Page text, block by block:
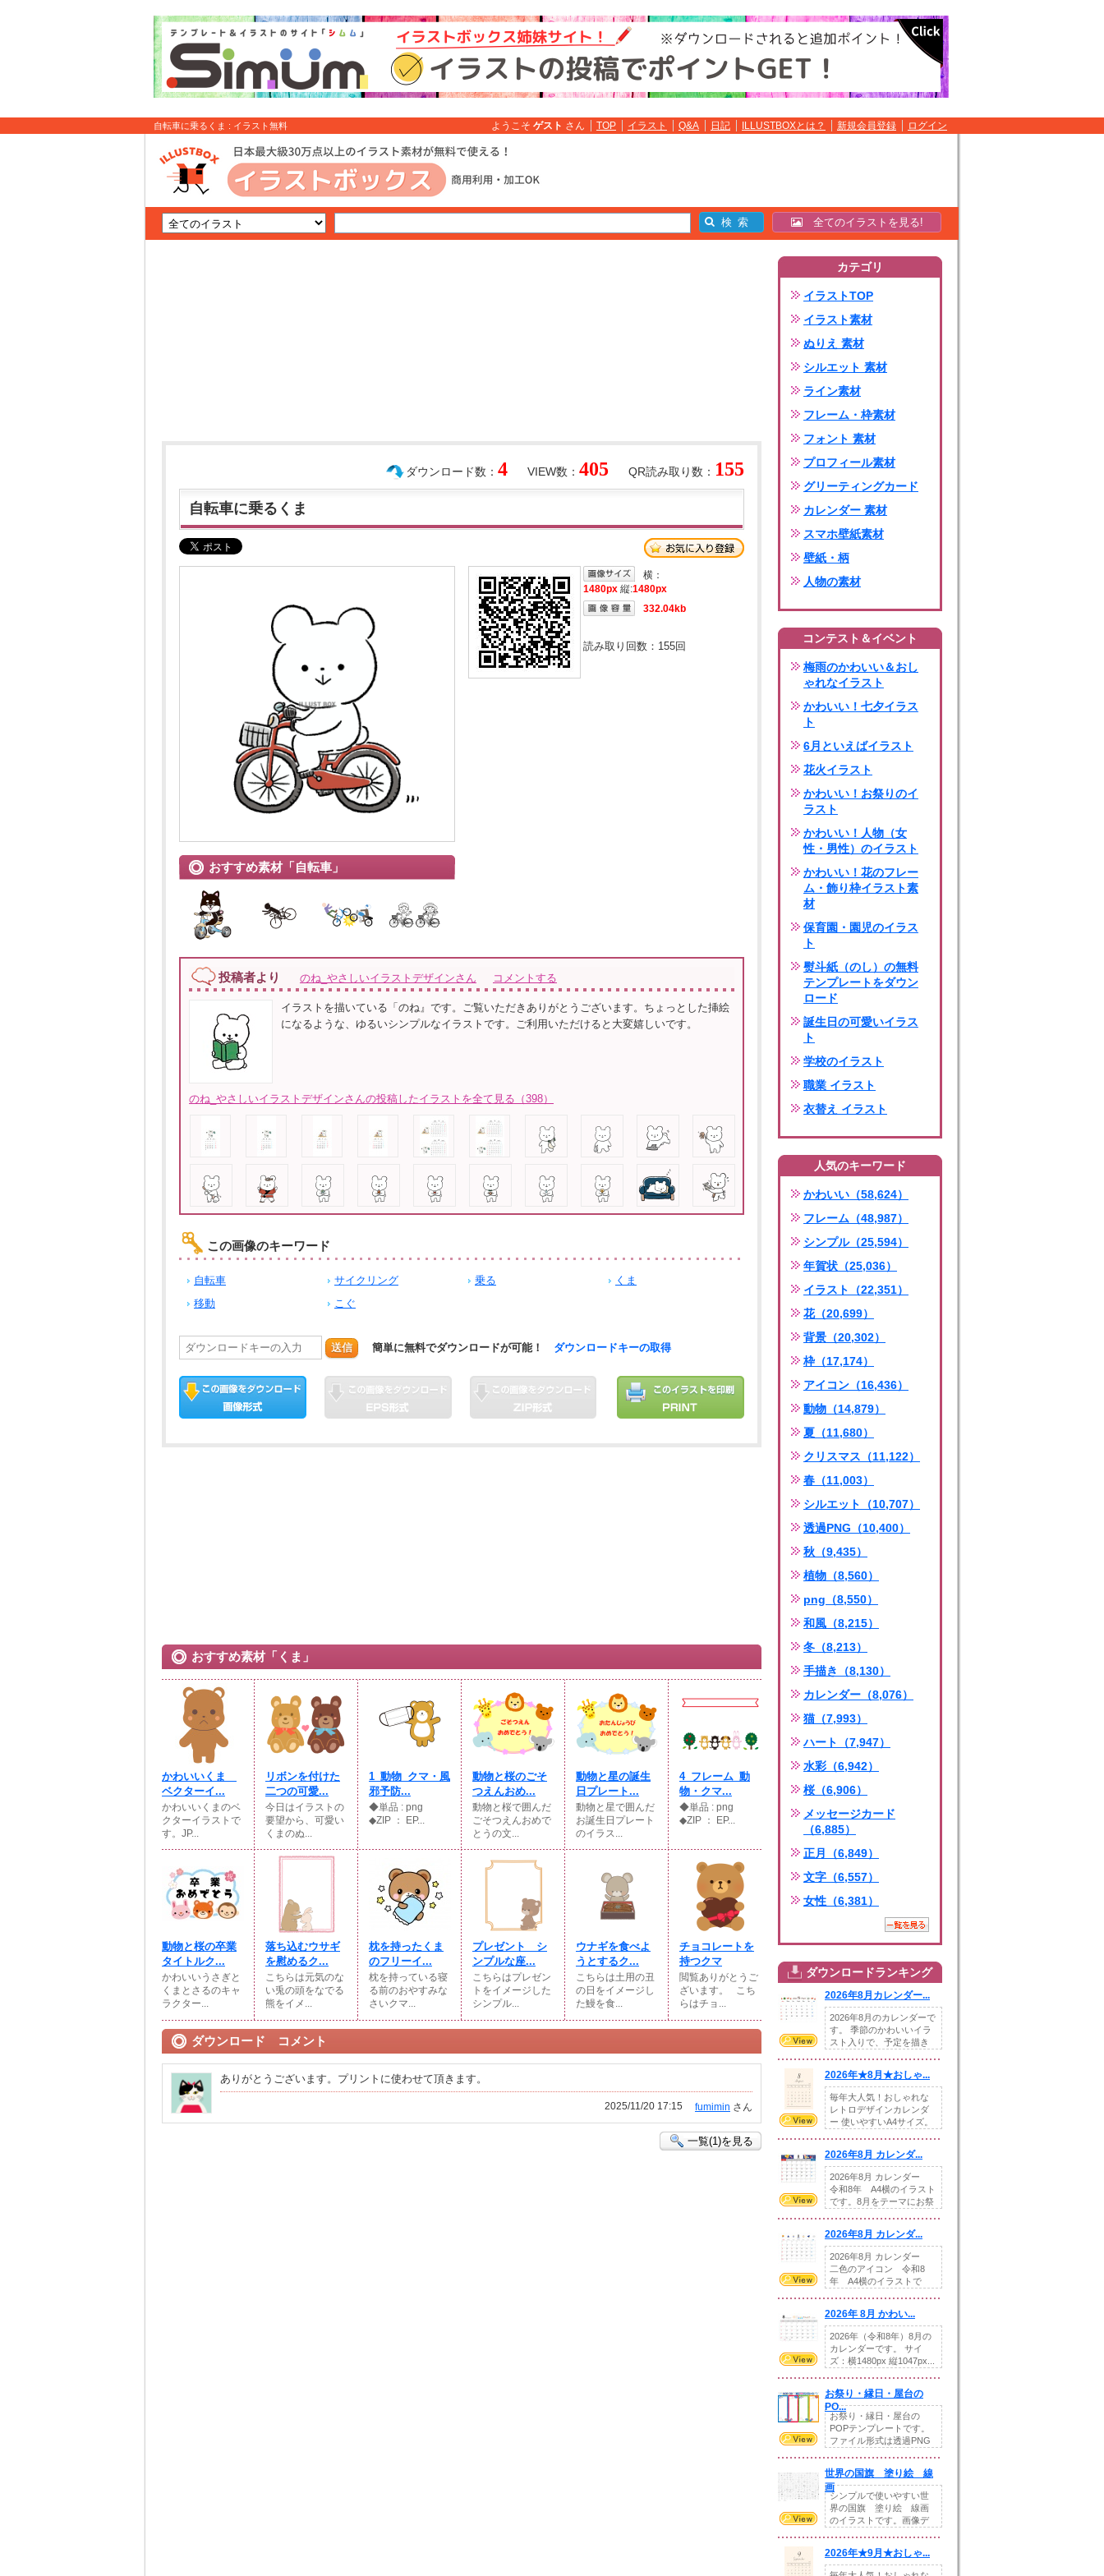
自転車に乗るくま : イラスト無料 ようこそ ゲスト さん TOP イラスト Q&A 日記 ILLUSTBOXとは？ 新規会員登録 ログイン
全てのイラストを見る!
QR読み取り数： 155
VIEW数： 405
ダウンロード数： 4
自転車に乗るくま
おすすめ素材「自転車」
横：
1480px 縦:1480px
332.04kb
読み取り回数： 155回
投稿者より のね_やさしいイラストデザインさん コメントする
イラストを描いている「のね』です。ご覧いただきありがとうございます。ちょっとした挿絵
になるような、ゆるいシンプルなイラストです。ご利用いただけると大変嬉しいです。
のね_やさしいイラストデザインさんの投稿したイラストを全て見る（398）
この画像のキーワード
自転車 サイクリング 乗る
くま
移動
こぐ
送信 簡単に無料でダウンロードが可能！ ダウンロードキーの取得
おすすめ素材「くま」
かわいいくま
ベクターイ...
かわいいくまのベ
クターイラストで
す。JP...
リボンを付けた
二つの可愛...
今日はイラストの
要望から、可愛い
くまのぬ...
1_動物_クマ・風
邪予防...
◆単品 : png
◆ZIP ： EP...
動物と桜のごそ
つえんおめ...
動物と桜で囲んだ
ごそつえんおめで
とうの文...
動物と星の誕生
日プレート...
動物と星で囲んだ
お誕生日プレート
のイラス...
4_フレーム_動
物・クマ...
◆単品 : png
◆ZIP ： EP...
動物と桜の卒業
タイトルク...
かわいいうさぎと
くまとさるのキャ
ラクター...
落ち込むウサギ
を慰めるク...
こちらは元気のな
い兎の頭をなでる
熊をイメ...
枕を持ったくま
のフリーイ...
枕を持っている寝
る前のおやすみな
さいクマ...
プレゼント シ
ンプルな座...
こちらはプレゼン
トをイメージした
シンプル...
ウナギを食べよ
うとするク...
こちらは土用の丑
の日をイメージし
た鰻を食...
チョコレートを
持つクマ
閲覧ありがとうご
ざいます。⠀こち
らはチョ...
ダウンロード コメント
ありがとうございます。プリントに使わせて頂きます。
fumimin さん
2025/11/20 17:15
一覧(1)を見る
カテゴリ
イラストTOP
イラスト素材
ぬりえ 素材
シルエット 素材
ライン素材
フレーム・枠素材
フォント 素材
プロフィール素材
グリーティングカード
カレンダー 素材
スマホ壁紙素材
壁紙・柄
人物の素材
コンテスト＆イベント
梅雨のかわいい＆おし
ゃれなイラスト
かわいい！七夕イラス
ト
6月といえばイラスト
花火イラスト
かわいい！お祭りのイ
ラスト
かわいい！人物（女
性・男性）のイラスト
かわいい！花のフレー
ム・飾り枠イラスト素
材
保育園・園児のイラス
ト
熨斗紙（のし）の無料
テンプレートをダウン
ロード
誕生日の可愛いイラス
ト
学校のイラスト
職業 イラスト
衣替え イラスト
人気のキーワード
かわいい（58,624）
フレーム（48,987）
シンプル（25,594）
年賀状（25,036）
イラスト（22,351）
花（20,699）
背景（20,302）
枠（17,174）
アイコン（16,436）
動物（14,879）
夏（11,680）
クリスマス（11,122）
春（11,003）
シルエット（10,707）
透過PNG（10,400）
秋（9,435）
植物（8,560）
png（8,550）
和風（8,215）
冬（8,213）
手描き（8,130）
カレンダー（8,076）
猫（7,993）
ハート（7,947）
水彩（6,942）
桜（6,906）
メッセージカード
（6,885）
正月（6,849）
文字（6,557）
女性（6,381）
ダウンロードランキング
2026年8月カレンダー...
2026年8月のカレンダーで
す。 季節のかわいいイラ
スト入りで、予定を描き
2026年★8月★おしゃ...
毎年大人気！おしゃれな
レトロデザインカレンダ
ー 使いやすいA4サイズ。
2026年8月 カレンダ...
2026年8月 カレンダー
令和8年 A4横のイラスト
です。8月をテーマにお祭
2026年8月 カレンダ...
2026年8月 カレンダー
二色のアイコン 令和8
年 A4横のイラストで
2026年 8月 かわい...
2026年（令和8年）8月の
カレンダーです。 サイ
ズ：横1480px 縦1047px...
お祭り・縁日・屋台の
PO...
お祭り・縁日・屋台の
POPテンプレートです。
ファイル形式は透過PNG
世界の国旗 塗り絵 線
画
シンプルで使いやすい世
界の国旗 塗り絵 線画
のイラストです。画像デ
2026年★9月★おしゃ...